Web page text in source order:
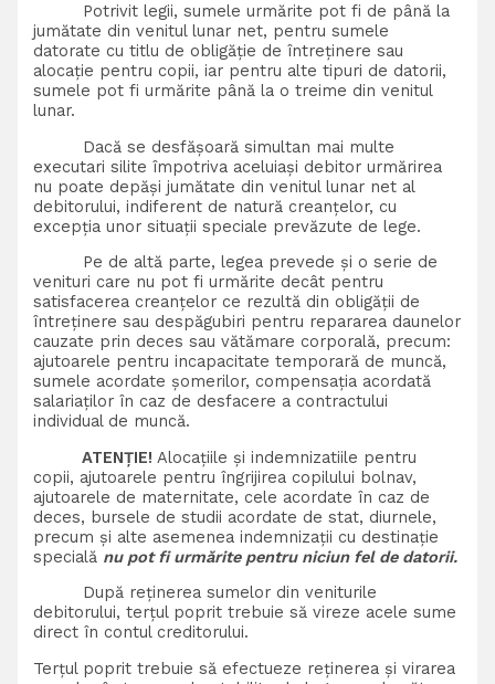
Potrivit legii, sumele urmărite pot fi de până la
jumătate din venitul lunar net, pentru sumele
datorate cu titlu de obligăţie de întreţinere sau
alocaţie pentru copii, iar pentru alte tipuri de datorii,
sumele pot fi urmărite până la o treime din venitul
lunar.
Dacă se desfășoară simultan mai multe
executari silite împotriva aceluiași debitor urmărirea
nu poate depăşi jumătate din venitul lunar net al
debitorului, indiferent de natură creanţelor, cu
excepția unor situații speciale prevăzute de lege.
Pe de altă parte, legea prevede și o serie de
venituri care nu pot fi urmărite decât pentru
satisfacerea creanțelor ce rezultă din obligății de
întreținere sau despăgubiri pentru repararea daunelor
cauzate prin deces sau vătămare corporală, precum:
ajutoarele pentru incapacitate temporară de muncă,
sumele acordate șomerilor, compensaţia acordată
salariaţilor în caz de desfacere a contractului
individual de muncă.
ATENȚIE!Alocațiile și indemnizatiile pentru
copii, ajutoarele pentru îngrijirea copilului bolnav,
ajutoarele de maternitate, cele acordate în caz de
deces, bursele de studii acordate de stat, diurnele,
precum și alte asemenea indemnizații cu destinație
specială nu pot fi urmărite pentru niciun fel de datorii.
După reținerea sumelor din veniturile
debitorului, terțul poprit trebuie să vireze acele sume
direct în contul creditorului.
Terțul poprit trebuie să efectueze reținerea și virarea